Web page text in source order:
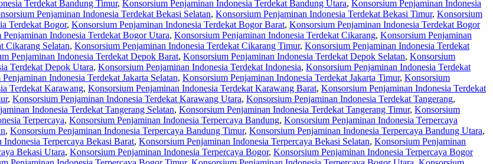
Terdekat Bandung Timur, Konsorsium Penjaminan Indonesia Terdekat Bandung Utara, Konsorsium Penjaminan Indonesia
Penjaminan Indonesia Terdekat Bekasi Selatan, Konsorsium Penjaminan Indonesia Terdekat Bekasi Timur, Konsorsium
Terdekat Bogor, Konsorsium Penjaminan Indonesia Terdekat Bogor Barat, Konsorsium Penjaminan Indonesia Terdekat Bogor
Indonesia Terdekat Bogor Utara, Konsorsium Penjaminan Indonesia Terdekat Cikarang, Konsorsium Penjaminan
Cikarang Selatan, Konsorsium Penjaminan Indonesia Terdekat Cikarang Timur, Konsorsium Penjaminan Indonesia Terdekat
Penjaminan Indonesia Terdekat Depok Barat, Konsorsium Penjaminan Indonesia Terdekat Depok Selatan, Konsorsium
Terdekat Depok Utara, Konsorsium Penjaminan Indonesia Terdekat Indonesia, Konsorsium Penjaminan Indonesia Terdekat
Indonesia Terdekat Jakarta Selatan, Konsorsium Penjaminan Indonesia Terdekat Jakarta Timur, Konsorsium
Terdekat Karawang, Konsorsium Penjaminan Indonesia Terdekat Karawang Barat, Konsorsium Penjaminan Indonesia Terdekat
, Konsorsium Penjaminan Indonesia Terdekat Karawang Utara, Konsorsium Penjaminan Indonesia Terdekat Tangerang,
Indonesia Terdekat Tangerang Selatan, Konsorsium Penjaminan Indonesia Terdekat Tangerang Timur, Konsorsium
Terpercaya, Konsorsium Penjaminan Indonesia Terpercaya Bandung, Konsorsium Penjaminan Indonesia Terpercaya
, Konsorsium Penjaminan Indonesia Terpercaya Bandung Timur, Konsorsium Penjaminan Indonesia Terpercaya Bandung Utara,
Terpercaya Bekasi Barat, Konsorsium Penjaminan Indonesia Terpercaya Bekasi Selatan, Konsorsium Penjaminan
Bekasi Utara, Konsorsium Penjaminan Indonesia Terpercaya Bogor, Konsorsium Penjaminan Indonesia Terpercaya Bogor